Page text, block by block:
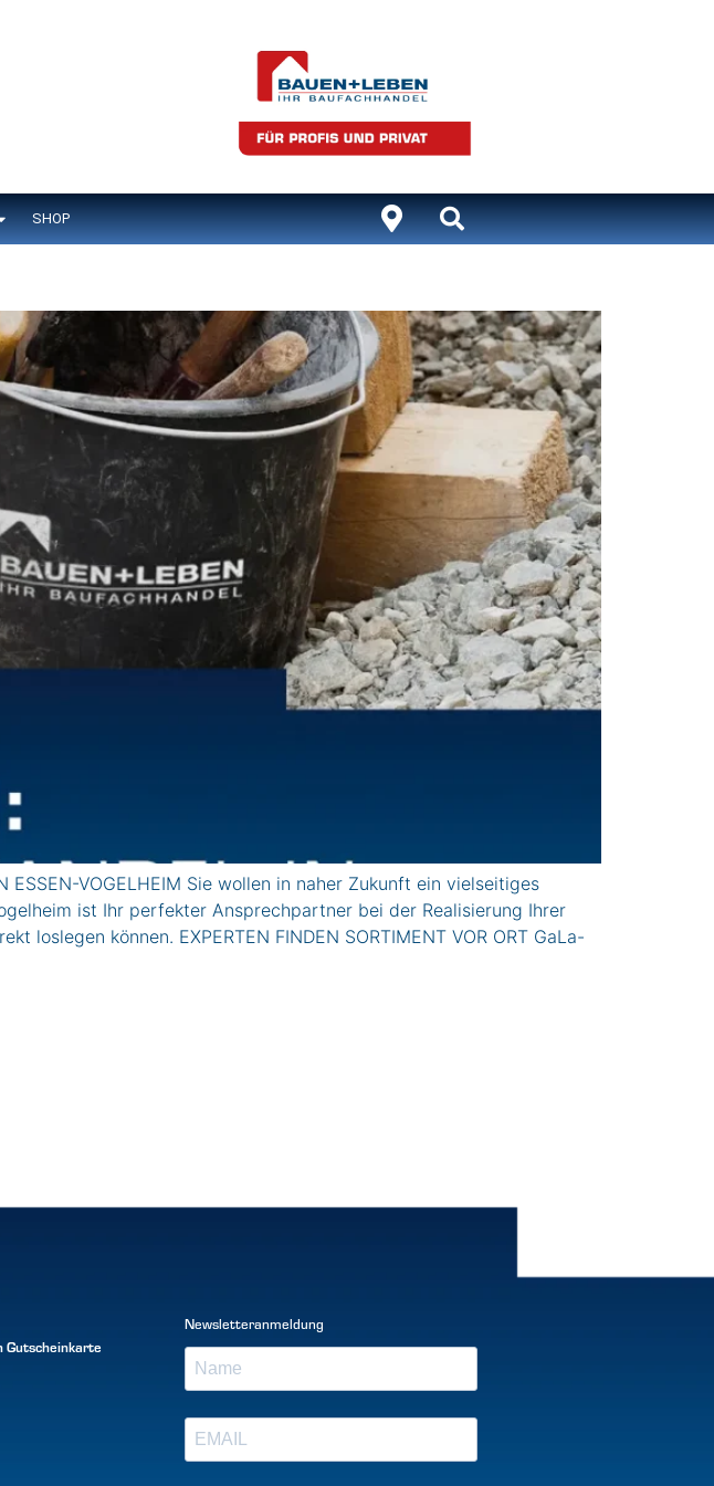
SHOP
ESSEN-VOGELHEIM Sie wollen in naher Zukunft ein vielseitiges
ist Ihr perfekter Ansprechpartner bei der Realisierung Ihrer
können. EXPERTEN FINDEN SORTIMENT VOR ORT GaLa-
Gutscheinkarte
Newsletteranmeldung